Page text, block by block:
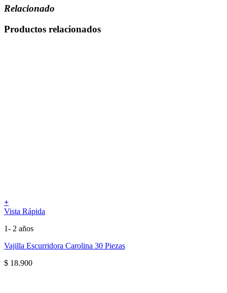
Relacionado
Productos relacionados
+
Vista Rápida
1- 2 años
Vajilla Escurridora Carolina 30 Piezas
$ 18.900